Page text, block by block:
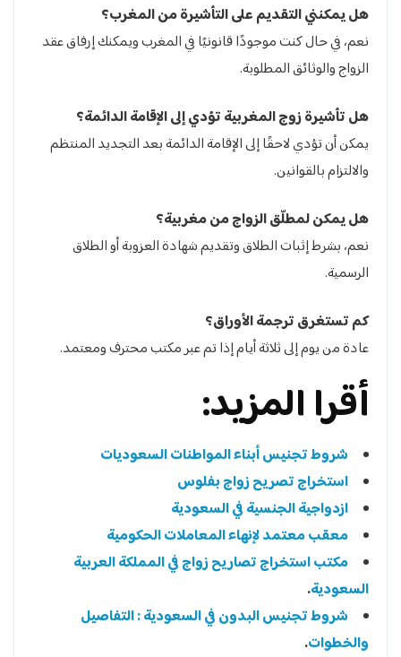
هل يمكنني التقديم على التأشيرة من المغرب؟
نعم، في حال كنت موجودًا قانونيًا في المغرب ويمكنك إرفاق عقد
الزواج والوثائق المطلوبة.
هل تأشيرة زوج المغربية تؤدي إلى الإقامة الدائمة؟
يمكن أن تؤدي لاحقًا إلى الإقامة الدائمة بعد التجديد المنتظم
والالتزام بالقوانين.
هل يمكن لمطلّق الزواج من مغربية؟
نعم، بشرط إثبات الطلاق وتقديم شهادة العزوبة أو الطلاق
الرسمية.
كم تستغرق ترجمة الأوراق؟
عادة من يوم إلى ثلاثة أيام إذا تم عبر مكتب محترف ومعتمد.
أقرا المزيد:
شروط تجنيس أبناء المواطنات السعوديات
استخراج تصريح زواج بفلوس
ازدواجية الجنسية في السعودية
معقب معتمد لإنهاء المعاملات الحكومية
مكتب استخراج تصاريح زواج في المملكة العربية
السعودية.
شروط تجنيس البدون في السعودية : التفاصيل
والخطوات.